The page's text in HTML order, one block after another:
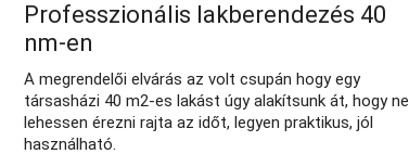
Professzionális lakberendezés 40
nm-en
A megrendelői elvárás az volt csupán hogy egy
társasházi 40 m2-es lakást úgy alakítsunk át, hogy ne
lehessen érezni rajta az időt, legyen praktikus, jól
használható.